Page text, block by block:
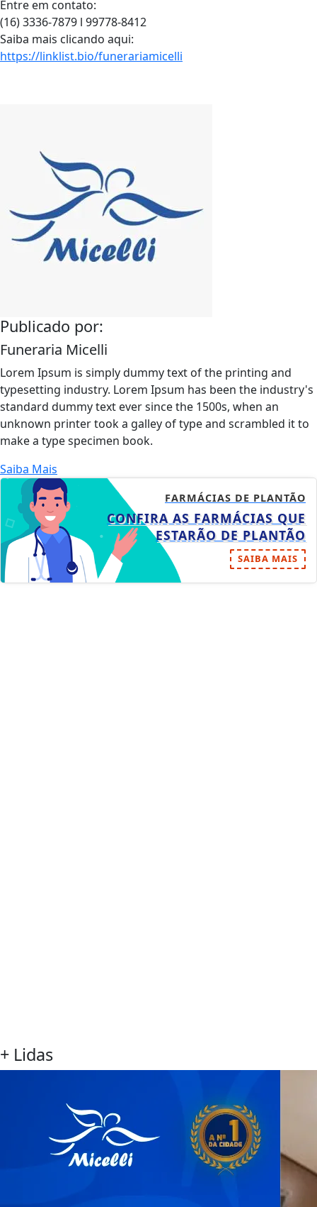
Entre em contato:
(16) 3336-7879 l 99778-8412
Saiba mais clicando aqui:
https://linklist.bio/funerariamicelli
Publicado por:
Funeraria Micelli
Lorem Ipsum is simply dummy text of the printing and
typesetting industry. Lorem Ipsum has been the industry's
standard dummy text ever since the 1500s, when an
unknown printer took a galley of type and scrambled it to
make a type specimen book.
Saiba Mais
FARMÁCIAS DE PLANTÃO
CONFIRA AS FARMÁCIAS QUE
ESTARÃO DE PLANTÃO
SAIBA MAIS
+ Lidas